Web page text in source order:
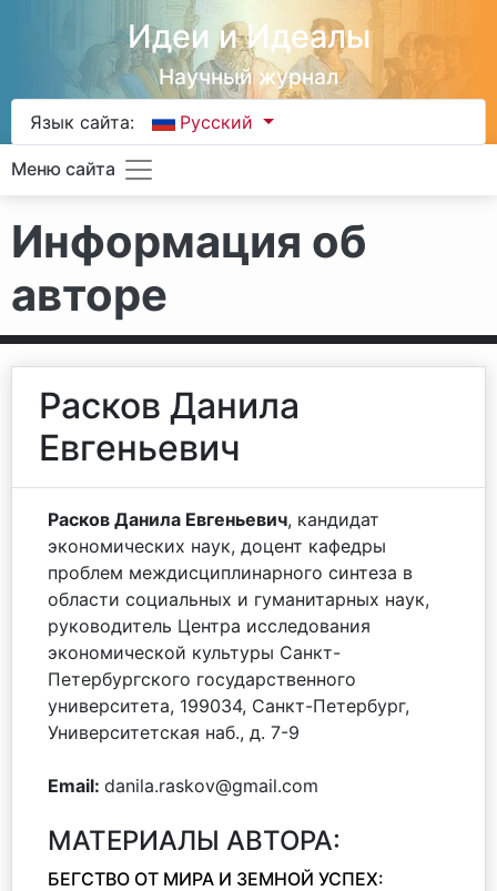
Идеи и Идеалы
Научный журнал
Язык сайта: Русский
Меню сайта
Информация об
авторе
Расков Данила
Евгеньевич
Расков Данила Евгеньевич, кандидат
экономических наук, доцент кафедры
проблем междисциплинарного синтеза в
области социальных и гуманитарных наук,
руководитель Центра исследования
экономической культуры Санкт-
Петербургского государственного
университета, 199034, Санкт-Петербург,
Университетская наб., д. 7-9
Email: danila.raskov@gmail.com
МАТЕРИАЛЫ АВТОРА:
БЕГСТВО ОТ МИРА И ЗЕМНОЙ УСПЕХ: